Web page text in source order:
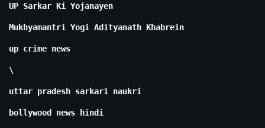
UP Sarkar Ki Yojanayen
Mukhyamantri Yogi Adityanath Khabrein
up crime news
\
uttar pradesh sarkari naukri
bollywood news hindi